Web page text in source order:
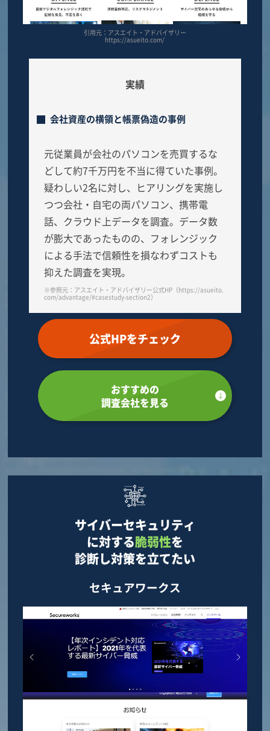
引用元：アスエイト・アドバイザリー
https://asueito.com/
実績
会社資産の横領と帳票偽造の事例
元従業員が会社のパソコンを売買するな
どして約7千万円を不当に得ていた事例。
疑わしい2名に対し、ヒアリングを実施し
つつ会社・自宅の両パソコン、携帯電
話、クラウド上データを調査。データ数
が膨大であったものの、フォレンジック
による手法で信頼性を損なわずコストも
抑えた調査を実現。
※参照元：アスエイト・アドバイザリー公式HP（https://asueito.
com/advantage/#casestudy-section2）
公式HPをチェック
おすすめの
調査会社を見る
サイバーセキュリティ
に対する脆弱性を
診断し対策を立てたい
セキュアワークス